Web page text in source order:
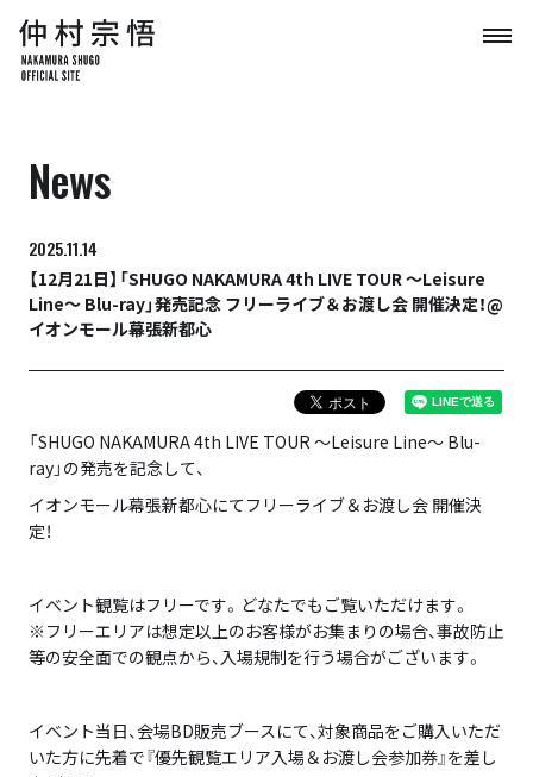
News
2025.11.14
【12月21日】「SHUGO NAKAMURA 4th LIVE TOUR ～Leisure
Line～ Blu-ray」発売記念 フリーライブ＆お渡し会 開催決定！@
イオンモール幕張新都心
「SHUGO NAKAMURA 4th LIVE TOUR ～Leisure Line～ Blu-
ray」の発売を記念して、
イオンモール幕張新都心にてフリーライブ＆お渡し会 開催決
定！
イベント観覧はフリーです。どなたでもご覧いただけます。
※フリーエリアは想定以上のお客様がお集まりの場合、事故防止
等の安全面での観点から、入場規制を行う場合がございます。
イベント当日、会場BD販売ブースにて、対象商品をご購入いただ
いた方に先着で『優先観覧エリア入場＆お渡し会参加券』を差し